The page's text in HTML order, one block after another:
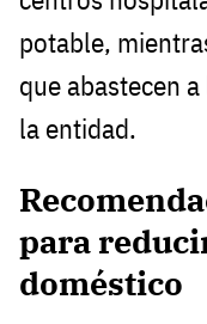
potable,
que abastecen
la entidad.
para
doméstico